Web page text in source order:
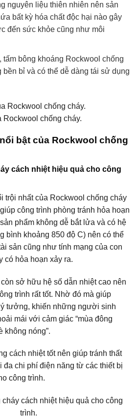
nguyên liệu thiên nhiên nên sản
bất kỳ hóa chất độc hại nào gây
đến sức khỏe cũng như môi
bông khoáng Rockwool chống
bền bỉ và có thể dễ dàng tái sử dụng
chống cháy.
bật của Rockwool chống
cách nhiệt hiệu quả cho công
trội nhất của Rockwool chống cháy
công trình phòng tránh hỏa hoạn
phẩm không dễ bắt lửa và có hệ
bình khoảng 850 độ C) nên có thể
sản cũng như tính mạng của con
có hỏa hoạn xảy ra.
sở hữu hệ số dẫn nhiệt cao nên
trình rất tốt. Nhờ đó mà giúp
tưởng, khiến những người sinh
mái với cảm giác “mùa đông
không nóng”.
cách nhiệt tốt nên giúp tránh thất
đa chi phí điện năng từ các thiết bị
công trình.